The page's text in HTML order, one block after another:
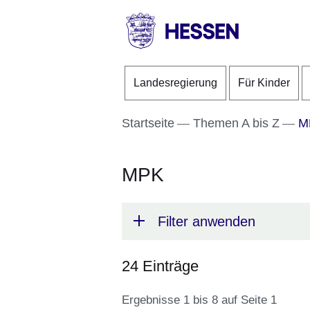
Direkt zum Kopf der
Direkt zum Inhalt
Direkt zum Fuß der
Landesregierung
Landesregierung Für Kinder
Startseite Themen A bis Z
MPK
Filter anwenden
24 Einträge
Ergebnisse 1 bis 8 auf Seite 1